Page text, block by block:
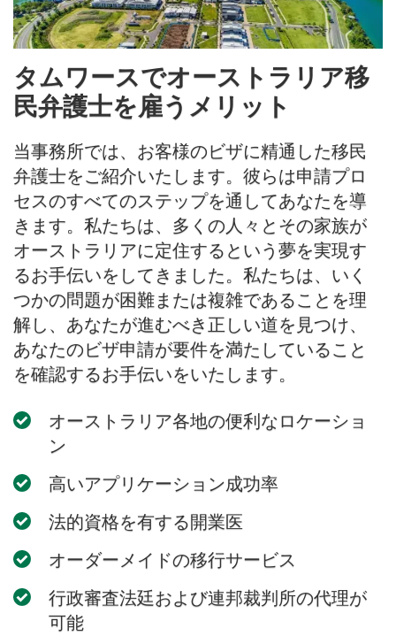
タムワースでオーストラリア移
民弁護士を雇うメリット
当事務所では、お客様のビザに精通した移民
弁護士をご紹介いたします。彼らは申請プロ
セスのすべてのステップを通してあなたを導
きます。私たちは、多くの人々とその家族が
オーストラリアに定住するという夢を実現す
るお手伝いをしてきました。私たちは、いく
つかの問題が困難または複雑であることを理
解し、あなたが進むべき正しい道を見つけ、
あなたのビザ申請が要件を満たしていること
を確認するお手伝いをいたします。
オーストラリア各地の便利なロケーショ
ン
高いアプリケーション成功率
法的資格を有する開業医
オーダーメイドの移行サービス
行政審査法廷および連邦裁判所の代理が
可能